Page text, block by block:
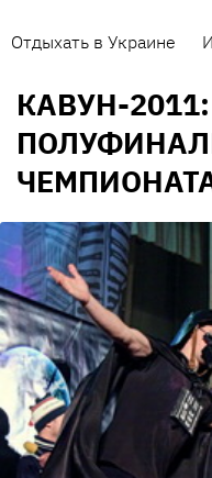
Отдыхать в Украине
КАВУН-